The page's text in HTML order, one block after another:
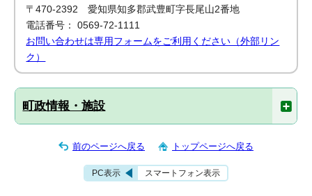
〒470-2392 愛知県知多郡武豊町字長尾山2番地
電話番号： 0569-72-1111
お問い合わせは専用フォームをご利用ください（外部リン
ク）
町政情報・施設
前のページへ戻る トップページへ戻る
PC表示 スマートフォン表示